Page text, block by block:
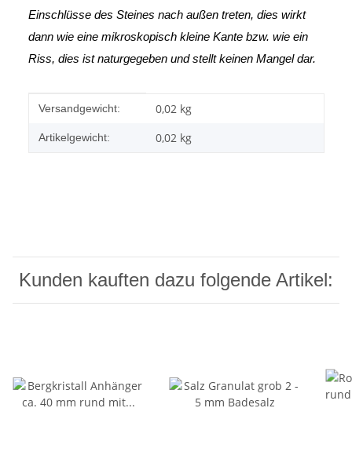
Einschlüsse des Steines nach außen treten, dies wirkt
dann wie eine mikroskopisch kleine Kante bzw. wie ein
Riss, dies ist naturgegeben und stellt keinen Mangel dar.
Produkteigenschaft
Wert
Versandgewicht: 0,02 kg
Artikelgewicht: 0,02 kg
Kunden kauften dazu folgende Artikel: